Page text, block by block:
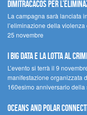
Dimitracacos per
La campagna sarà lanciata
l’eliminazione della
25 novembre
I Big Data e la lotta al
L’evento si terrà il 9
manifestazione organizzata
160esimo anniversario della
Oceans and Polar